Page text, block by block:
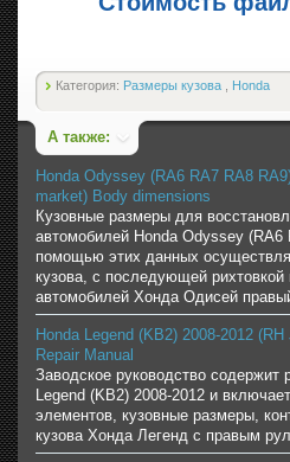
Категория: Размеры кузова Honda
А также:
Honda Odyssey (RA6 RA7 RA8
market) Body dimensions
Кузовные размеры для
автомобилей Honda Odyssey
помощью этих данных
кузова, с последующей
автомобилей Хонда Одисей
Honda Legend (KB2) 2008-2012
Repair Manual
Заводское руководство содержит
Legend (KB2) 2008-2012 и
элементов, кузовные размеры,
кузова Хонда Легенд с правым